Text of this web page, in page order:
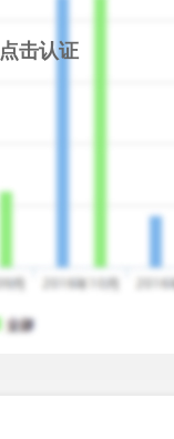
点击认证